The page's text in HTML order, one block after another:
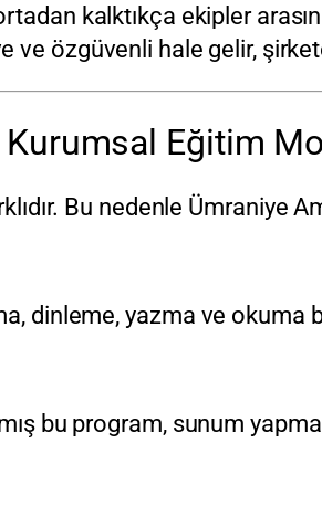
kalktıkça ekipler
ve özgüvenli hale gelir,
Kurumsal Eğitim
Bu nedenle Ümraniye
dinleme, yazma ve okuma
bu program, sunum